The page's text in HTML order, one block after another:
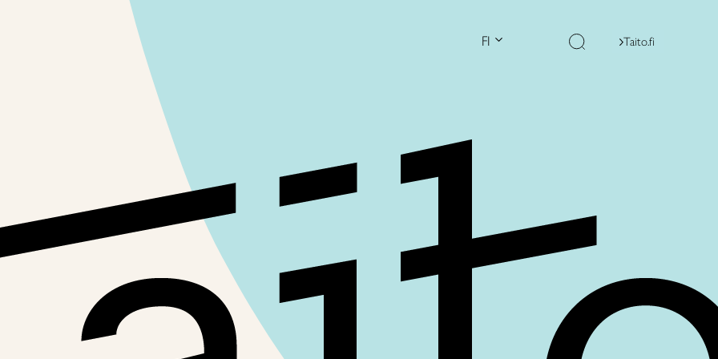
FI Taito.fi